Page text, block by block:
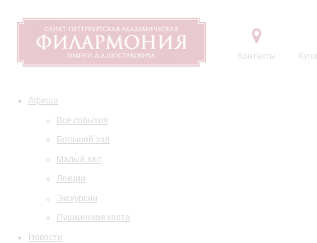
Контакты
Афиша
Все события
Большой зал
Малый зал
Лекции
Экскурсии
Пушкинская карта
Новости